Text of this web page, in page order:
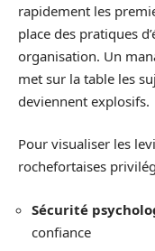
rapidement les
place des pratiques
organisation. Un
met sur la table les
deviennent explosifs.
Pour visualiser les
rochefortaises
Sécurité
confiance